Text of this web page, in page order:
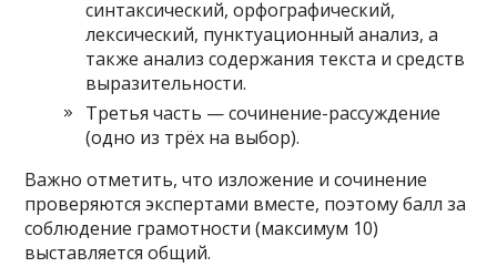
синтаксический, орфографический,
лексический, пунктуационный анализ, а
также анализ содержания текста и средств
выразительности.
Третья часть — сочинение-рассуждение
(одно из трёх на выбор).
Важно отметить, что изложение и сочинение
проверяются экспертами вместе, поэтому балл за
соблюдение грамотности (максимум 10)
выставляется общий.